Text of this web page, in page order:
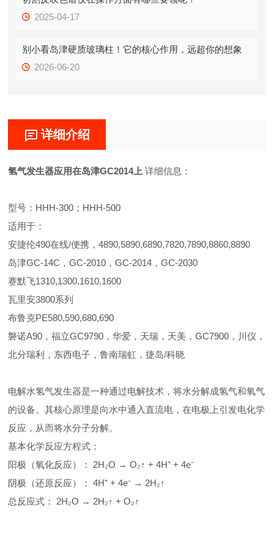
2025-04-17
别小看岛津硬质玻璃柱！它的核心作用，远超你的想象
2026-06-20
详细介绍
氢气发生器应用在岛津GC2014上 详细信息：
型号：HHH-300；HHH-500
适用于：
安捷伦490在线/便携，4890,5890,6890,7820,7890,8860,8890
岛津GC-14C，GC-2010，GC-2014，GC-2030
赛默飞1310,1300,1610,1600
瓦里安3800系列
布鲁克PE580,590,680,690
磐诺A90，福立GC9790，华爱，天瑞，天美，GC7900，川仪，
北分瑞利，东西电子，鲁南瑞虹，捷岛/科晓
电解水氢气发生器是一种通过电解技术，将水分解成氢气和氧气
的设备。其核心原理是向水中通入直流电，在电极上引发电化学
反应，从而将水分子分解。
基本化学反应方程式：
阳极（氧化反应）： 2H₂O → O₂↑ + 4H⁺ + 4e⁻
阴极（还原反应）： 4H⁺ + 4e⁻ → 2H₂↑
总反应式： 2H₂O → 2H₂↑ + O₂↑